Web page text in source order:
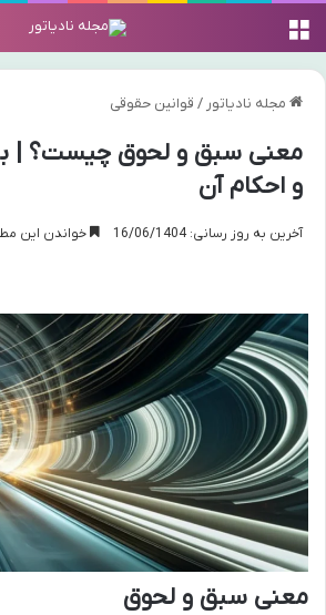
مجله نادیاتور / قوانین حقوقی
معنی سبق و لحوق چیست؟ |
و احکام آن
آخرین به روز رسانی: 16/06/1404 خواندن این مطلب 13 دقیقه
معنی سبق و لحوق